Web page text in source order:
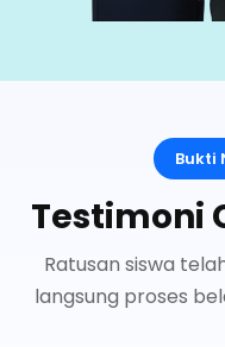
Bukti
Testimoni
Ratusan siswa
langsung proses